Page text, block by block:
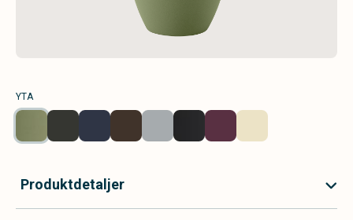
YTA
Produktdetaljer